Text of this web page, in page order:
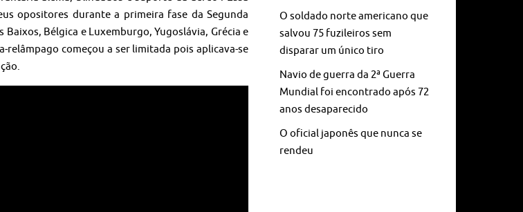
opositores durante a primeira fase da Segunda
Bélgica e Luxemburgo, Yugoslávia, Grécia e
relâmpago começou a ser limitada pois aplicava-se
O soldado norte americano que
salvou 75 fuzileiros sem
disparar um único tiro
Navio de guerra da 2ª Guerra
Mundial foi encontrado após 72
anos desaparecido
O oficial japonês que nunca se
rendeu